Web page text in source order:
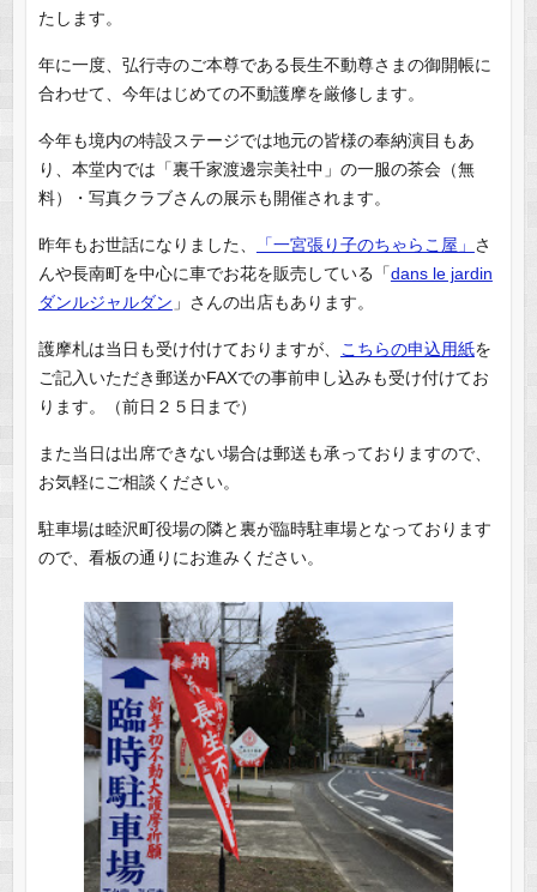
たします。
年に一度、弘行寺のご本尊である長生不動尊さまの御開帳に
合わせて、今年はじめての不動護摩を厳修します。
今年も境内の特設ステージでは地元の皆様の奉納演目もあ
り、本堂内では「裏千家渡邊宗美社中」の一服の茶会（無
料）・写真クラブさんの展示も開催されます。
昨年もお世話になりました、 「一宮張り子のちゃらこ屋」 さ
んや長南町を中心に車でお花を販売している「dans le jardin
ダンルジャルダン 」さんの出店もあります。
護摩札は当日も受け付けておりますが、 こちらの申込用紙を
ご記入いただき郵送かFAXでの事前申し込みも受け付けてお
ります。（前日２５日まで）
また当日は出席できない場合は郵送も承っておりますので、
お気軽にご相談ください。
駐車場は睦沢町役場の隣と裏が臨時駐車場となっております
ので、看板の通りにお進みください。